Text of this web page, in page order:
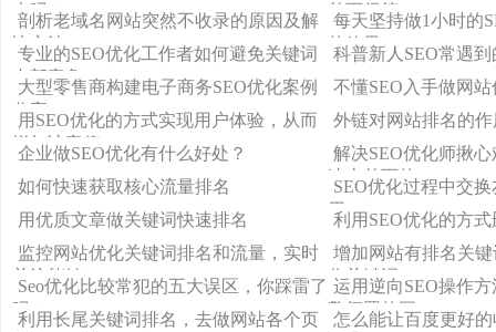
本吗？
首页很简
剖析老域名网站突然不收录的原因及解
决方法
每天坚持做1小时的
的效果
专业的SEO优化工作者如何避免关键词
内部竞争
科普新人SEO常遇到
大型零售商构建电子商务SEO优化案例
分享
不懂SEO入手做网
用SEO优化的方式实现用户体验，从而
增加访客停
外链对网站排名的
企业做SEO优化有什么好处？
解决SEO优化师揪
速上首页的
如何快速获取核心流量排名
SEO优化过程中交
用
用优质文章做关键词快速排名
利用SEO优化的方
监控网站优化关键词排名和流量，实时
关注能够
增加网站有排名关
你关键词
Seo优化比较常犯的五大误区，你踩雷了
吗？
运用逆向SEO操作
擎惩罚的网
利用长尾关键词排名，去做网站各个页
怎么能让百度更好